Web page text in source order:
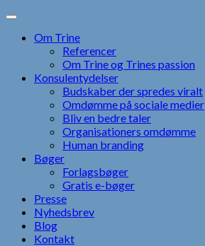
Skip
contentOm Trine
Referencer
Om Trine og Trines passion
Konsulentydelser
Budskaber der spredes viralt
Omdømme på sociale medier
Bliv en bedre taler
Organisationers omdømme
Human branding
Bøger
Forlagsbøger
Gratis e-bøger
Presse
Nyhedsbrev
Blog
Kontakt